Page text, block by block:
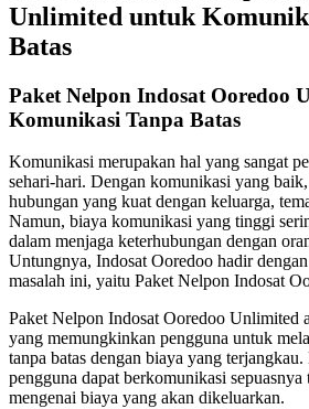
Unlimited untuk
Batas
Paket Nelpon Indosat Ooredoo
Komunikasi Tanpa Batas
Komunikasi merupakan hal yang sangat
sehari-hari. Dengan komunikasi yang
hubungan yang kuat dengan keluarga,
Namun, biaya komunikasi yang tinggi
dalam menjaga keterhubungan dengan
Untungnya, Indosat Ooredoo hadir
masalah ini, yaitu Paket Nelpon Indosat
Paket Nelpon Indosat Ooredoo Unlimited
yang memungkinkan pengguna untuk
tanpa batas dengan biaya yang
pengguna dapat berkomunikasi
mengenai biaya yang akan dikeluarkan.